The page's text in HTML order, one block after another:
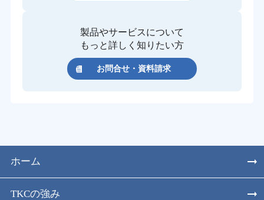
製品やサービスについて
もっと詳しく知りたい方
お問合せ・資料請求
ホーム
TKCの強み